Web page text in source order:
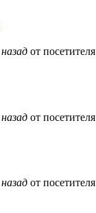
назад от посетителя
назад от посетителя
назад от посетителя